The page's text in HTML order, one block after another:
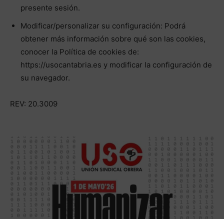
presente sesión.
Modificar/personalizar su configuración: Podrá
obtener más información sobre qué son las cookies,
conocer la Política de cookies de:
https://usocantabria.es y modificar la configuración de
su navegador.
REV: 20.3009